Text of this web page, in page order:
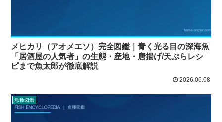
メヒカリ（アオメエソ）完全図鑑｜青く光る目の深海魚
「居酒屋の人気者」の生態・産地・唐揚げ/天ぷらレシ
ピまで魚太郎が徹底解説
2026.06.08
魚種図鑑